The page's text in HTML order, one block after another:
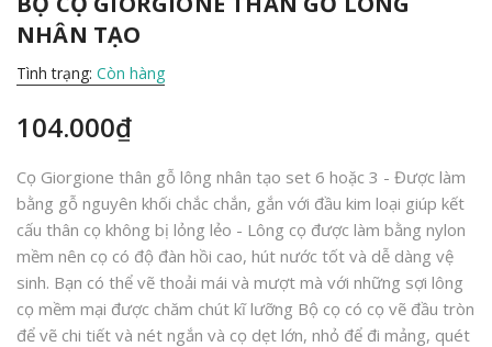
NHÂN TẠO
Tình trạng: Còn hàng
104.000₫
Cọ Giorgione thân gỗ lông nhân tạo set 6 hoặc 3 - Được làm
bằng gỗ nguyên khối chắc chắn, gắn với đầu kim loại giúp kết
cấu thân cọ không bị lỏng lẻo - Lông cọ được làm bằng nylon
mềm nên cọ có độ đàn hồi cao, hút nước tốt và dễ dàng vệ
sinh. Bạn có thể vẽ thoải mái và mượt mà với những sợi lông
cọ mềm mại được chăm chút kĩ lưỡng Bộ cọ có cọ vẽ đầu tròn
để vẽ chi tiết và nét ngắn và cọ dẹt lớn, nhỏ để đi mảng, quét